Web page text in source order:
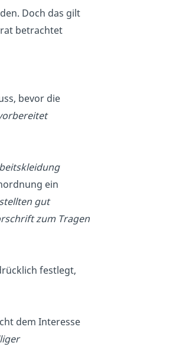
Doch das gilt
betrachtet
bevor die
ein
gut
zum Tragen
festlegt,
dem Interesse